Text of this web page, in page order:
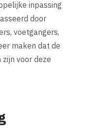
inpassing
door
voetgangers,
maken dat de
voor deze